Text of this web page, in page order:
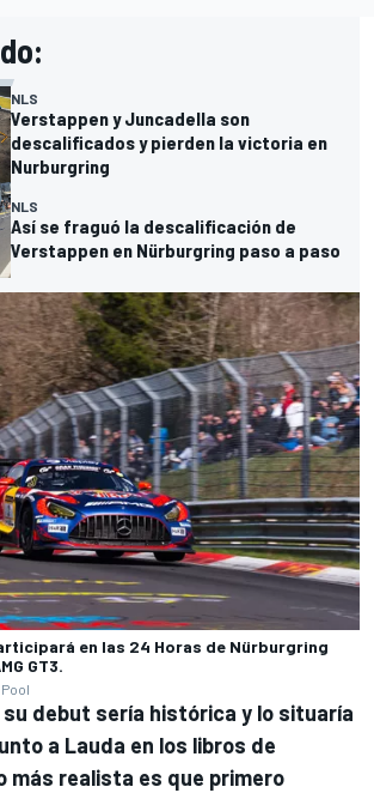
NLS
Verstappen y Juncadella son
descalificados y pierden la victoria en
Nurburgring
NLS
Así se fraguó la descalificación de
Verstappen en Nürburgring paso a paso
en las 24 Horas de Nürburgring
GT3.
debut sería histórica y lo situaría
a Lauda en los libros de
más realista es que primero